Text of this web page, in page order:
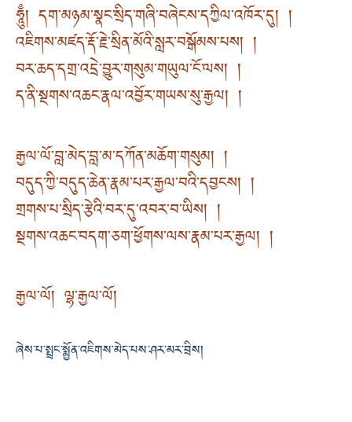
ཧཱུྃ། དག་མཉམ་སྣང་སྲིད་གཞི་བཞེངས་དཀྱིལ་འཁོར་དུ། །
འཇིགས་མཛད་རྡོ་རྗེ་སྲིན་མོའི་སླར་བསྒོམས་པས། །
བར་ཆད་དགྲ་འདྲེ་བྱུར་གསུམ་གཡུལ་ངོ་ལས། །
ད་ནི་སྔགས་འཆང་རྣལ་འབྱོར་གཡས་སུ་རྒྱལ། །
རྒྱལ་ལོ་བླ་མེད་བླ་མ་དཀོན་མཆོག་གསུམ། །
བདུད་ཀྱི་བདུད་ཆེན་རྣམ་པར་རྒྱལ་བའི་དབྱངས། །
གྲགས་པ་སྲིད་རྩེའི་བར་དུ་འབར་བ་ཡིས། །
སྔགས་འཆང་བདག་ཅག་ཕྱོགས་ལས་རྣམ་པར་རྒྱལ། །
རྒྱལ་ལོ། ལྷ་རྒྱལ་ལོ།
ཞེས་པ་སྤྲང་སྨྱོན་འཇིགས་མེད་པས་ཤར་མར་བྲིས།